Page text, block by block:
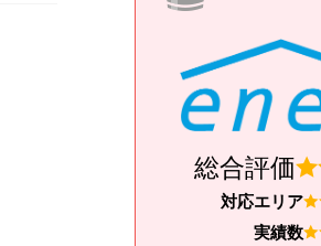
総合評価
対応エリア
実績数